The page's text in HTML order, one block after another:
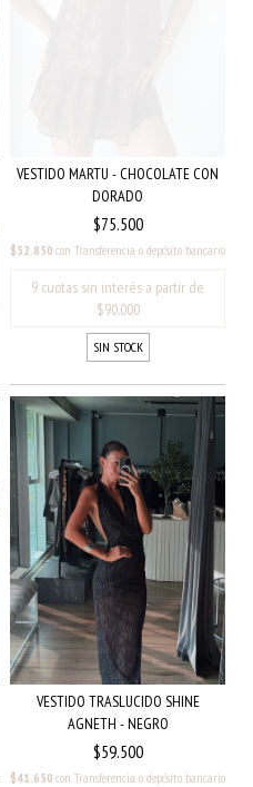
VESTIDO MARTU - CHOCOLATE CON
DORADO
$75.500
$52.850 con Transferencia o depósito bancario
SIN STOCK
VESTIDO TRASLUCIDO SHINE
AGNETH - NEGRO
$59.500
$41.650 con Transferencia o depósito bancario